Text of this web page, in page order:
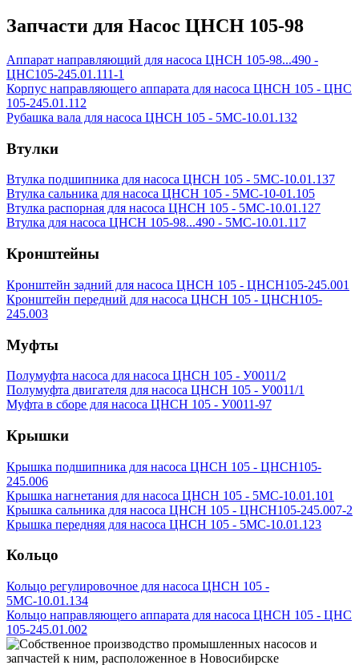
Запчасти для Насос ЦНСН 105-98
Аппарат направляющий для насоса ЦНСН 105-98...490 -
ЦНС105-245.01.111-1
Корпус направляющего аппарата для насоса ЦНСН 105 - ЦНС
105-245.01.112
Рубашка вала для насоса ЦНСН 105 - 5МС-10.01.132
Втулки
Втулка подшипника для насоса ЦНСН 105 - 5МС-10.01.137
Втулка сальника для насоса ЦНСН 105 - 5МС-10-01.105
Втулка распорная для насоса ЦНСН 105 - 5МС-10.01.127
Втулка для насоса ЦНСН 105-98...490 - 5МС-10.01.117
Кронштейны
Кронштейн задний для насоса ЦНСН 105 - ЦНСН105-245.001
Кронштейн передний для насоса ЦНСН 105 - ЦНСН105-
245.003
Муфты
Полумуфта насоса для насоса ЦНСН 105 - У0011/2
Полумуфта двигателя для насоса ЦНСН 105 - У0011/1
Муфта в сборе для насоса ЦНСН 105 - У0011-97
Крышки
Крышка подшипника для насоса ЦНСН 105 - ЦНСН105-
245.006
Крышка нагнетания для насоса ЦНСН 105 - 5МС-10.01.101
Крышка сальника для насоса ЦНСН 105 - ЦНСН105-245.007-2
Крышка передняя для насоса ЦНСН 105 - 5МС-10.01.123
Кольцо
Кольцо регулировочное для насоса ЦНСН 105 -
5МС-10.01.134
Кольцо направляющего аппарата для насоса ЦНСН 105 - ЦНС
105-245.01.002